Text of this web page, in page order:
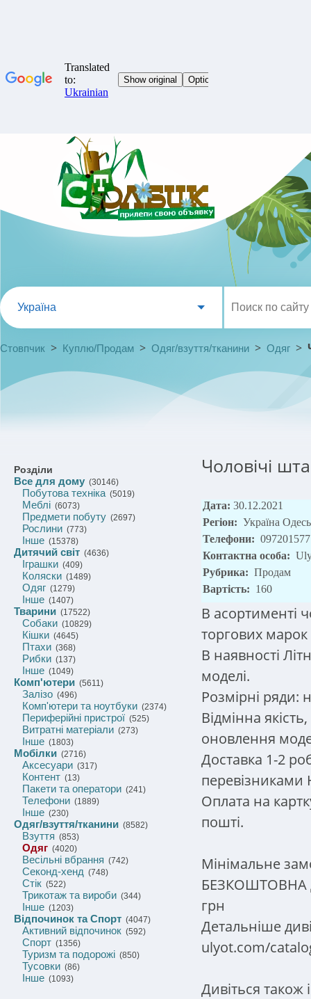
Україна
Стовпчик > Куплю/Продам > Одяг/взуття/тканини > Одяг >
Розділи
Все для дому (30146)
Побутова техніка(5019)
Меблі (6073)
Предмети побуту (2697)
Рослини (773)
Інше (15378)
Дитячий світ (4636)
Іграшки (409)
Коляски (1489)
Одяг (1279)
Інше (1407)
Тварини (17522)
Собаки (10829)
Кішки (4645)
Птахи (368)
Рибки (137)
Інше (1049)
Комп'ютери (5611)
Залізо (496)
Комп'ютери та ноутбуки (2374)
Периферійні пристрої (525)
Витратні матеріали (273)
Інше (1803)
Мобілки (2716)
Аксесуари (317)
Контент (13)
Пакети та оператори (241)
Телефони (1889)
Інше (230)
Одяг/взуття/тканини (8582)
Взуття (853)
Одяг (4020)
Весільні вбрання (742)
Секонд-хенд (748)
Стік (522)
Трикотаж та вироби (344)
Інше (1203)
Відпочинок та Спорт (4047)
Активний відпочинок (592)
Спорт (1356)
Туризм та подорожі (850)
Тусовки (86)
Інше (1093)
Чоловічі
Дата: 30.12.2021
Регіон: Україна
Телефони:
Контактна особа:
Рубрика: Продам
Вартість: 160
В асортименті
торгових
В наявності
моделі.
Розмірні ряди:
Відмінна
оновлення
Доставка 1-2
перевізниками
Оплата на
пошті.
Мінімальне
БЕЗКОШТОВНА
грн
Детальніше
ulyot.com/
Дивіться